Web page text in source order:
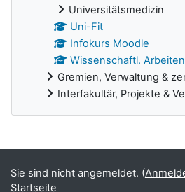
Universitätsmedizin
Uni-Fit
Infokurs Moodle
Wissenschaftl. Arbeiten
Gremien, Verwaltung &
Interfakultär, Projekte &
Ergänzungsblöcke
Sie sind nicht angemeldet. (
Startseite